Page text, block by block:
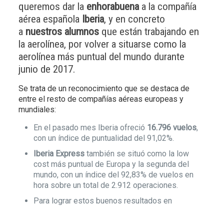
queremos dar la enhorabuenaa la compañía
aérea española Iberia, y en concreto
a nuestros alumnosque están trabajando en
la aerolínea, por volver a situarse como la
aerolínea más puntual del mundo durante
junio de 2017.
Se trata de un reconocimiento que se destaca de
entre el resto de compañías aéreas europeas y
mundiales:
En el pasado mes Iberia ofreció 16.796 vuelos,
con un índice de puntualidad del 91,02%.
Iberia Expresstambién se situó como la low
cost más puntual de Europa y la segunda del
mundo, con un índice del 92,83% de vuelos en
hora sobre un total de 2.912 operaciones.
Para lograr estos buenos resultados en